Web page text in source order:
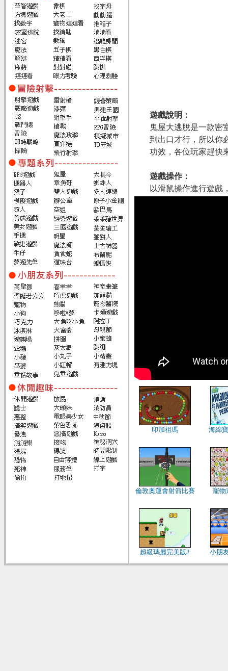
遊戲說明：
鬼屋大逃脫是一款密
到出口才行，所以你
功效，各位玩家趕快
遊戲操作：
以滑鼠操作進行遊戲
印加祖瑪 海綿
倫敦奧運會射箭比賽 寵物
超級瑪麗完美版2 小朋